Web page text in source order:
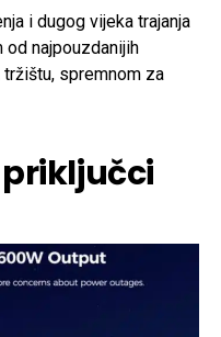
i dugog vijeka trajanja
od najpouzdanijih
spremnom za